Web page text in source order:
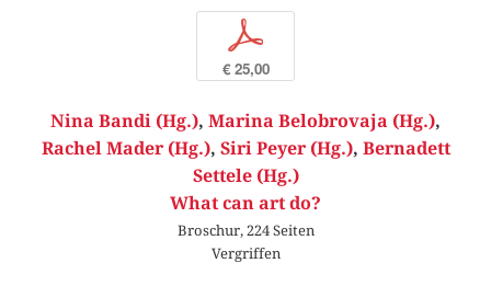
p
€ 25,00
Nina Bandi (Hg.), Marina Belobrovaja (Hg.),
Rachel Mader (Hg.), Siri Peyer (Hg.), Bernadett
Settele (Hg.)
What can art do?
Broschur, 224 Seiten
Vergriffen